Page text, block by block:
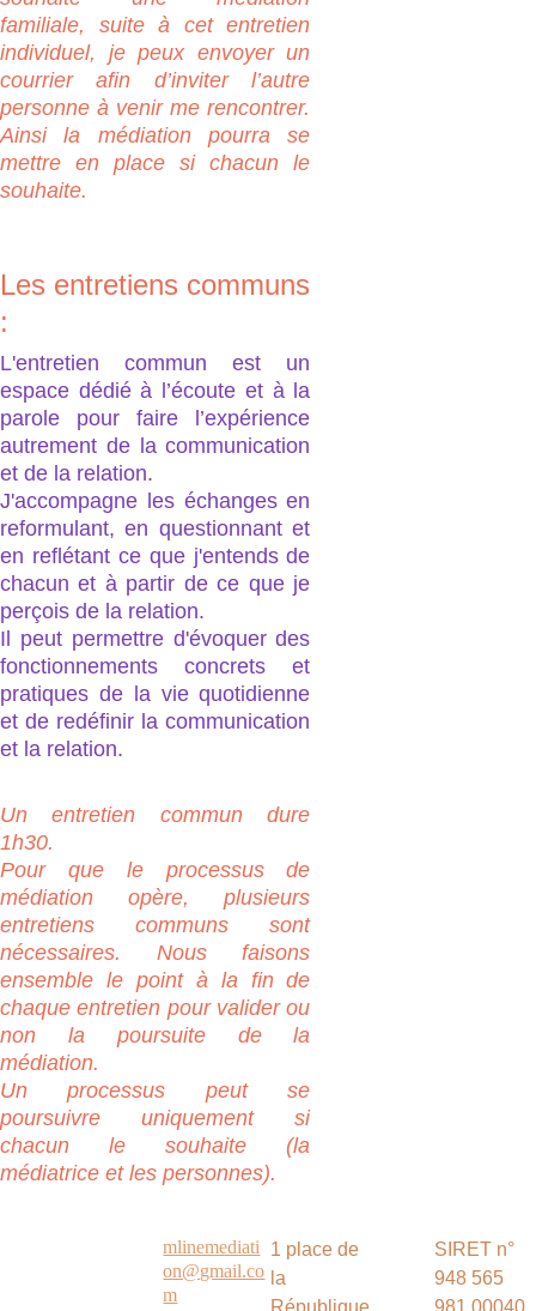
familiale, suite à cet entretien
individuel, je peux envoyer un
courrier afin d’inviter l’autre
personne à venir me rencontrer.
Ainsi la médiation pourra se
mettre en place si chacun le
souhaite.
Les entretiens communs
:
L'entretien commun est un
espace dédié à l’écoute et à la
parole pour faire l’expérience
autrement de la communication
et de la relation.
J'accompagne les échanges en
reformulant, en questionnant et
en reflétant ce que j'entends de
chacun et à partir de ce que je
perçois de la relation.
Il peut permettre d'évoquer des
fonctionnements concrets et
pratiques de la vie quotidienne
et de redéfinir la communication
et la relation.
Un entretien commun dure
1h30.
Pour que le processus de
médiation opère, plusieurs
entretiens communs sont
nécessaires. Nous faisons
ensemble le point à la fin de
chaque entretien pour valider ou
non la poursuite de la
médiation.
Un processus peut se
poursuivre uniquement si
chacun le souhaite (la
médiatrice et les personnes).
mlinemediati
on@gmail.co
m
1 place de
la
République
SIRET n°
948 565
981 00040